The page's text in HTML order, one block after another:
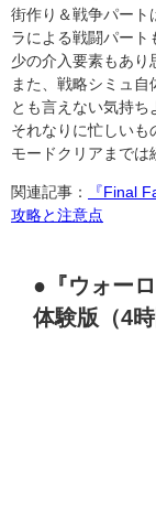
街作り＆戦争パート
ラによる戦闘パート
少の介入要素もあり
また、戦略シミュ
とも言えない気持ち
それなりに忙しいも
モードクリアまでは
関連記事：
『Final
攻略と注意点
●『ウォー
体験版（4時